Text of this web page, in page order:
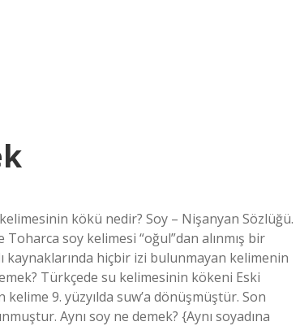
kökü nedir? Soy – Nişanyan Sözlüğü.
soy kelimesi “oğul”dan alınmış bir
kaynaklarında hiçbir izi bulunmayan kelimenin
Türkçede su kelimesinin kökeni Eski
9. yüzyılda suw’a dönüşmüştür. Son
Aynı soy ne demek? {Aynı soyadına